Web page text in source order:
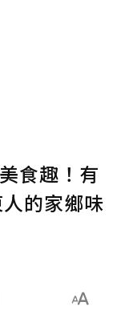
食趣！有
的家鄉味